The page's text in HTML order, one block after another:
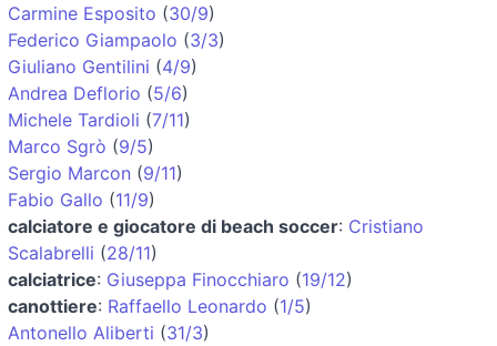
Carmine Esposito (30/9)
Federico Giampaolo (3/3)
Giuliano Gentilini (4/9)
Andrea Deflorio (5/6)
Michele Tardioli (7/11)
Marco Sgrò (9/5)
Sergio Marcon (9/11)
Fabio Gallo (11/9)
calciatore e giocatore di beach soccer: Cristiano
Scalabrelli (28/11)
calciatrice: Giuseppa Finocchiaro (19/12)
canottiere: Raffaello Leonardo (1/5)
Antonello Aliberti (31/3)